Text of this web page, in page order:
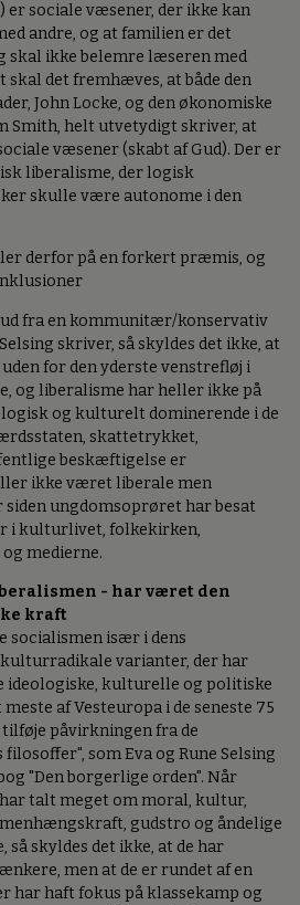
er sociale væsener, der ikke kan
andre, og at familien er det
skal ikke belemre læseren med
skal det fremhæves, at både den
John Locke, og den økonomiske
Smith, helt utvetydigt skriver, at
væsener (skabt af Gud). Der er
liberalisme, der logisk
skulle være autonome i den
derfor på en forkert præmis, og
fra en kommunitær/konservativ
skriver, så skyldes det ikke, at
for den yderste venstrefløj i
og liberalisme har heller ikke på
og kulturelt dominerende i de
skattetrykket,
beskæftigelse er
ikke været liberale men
ungdomsoprøret har besat
i kulturlivet, folkekirken,
medierne.
- har været den
kraft
især i dens
varianter, der har
ideologiske, kulturelle og politiske
af Vesteuropa i de seneste 75
påvirkningen fra de
som Eva og Rune Selsing
"Den borgerlige orden". Når
talt meget om moral, kultur,
gudstro og åndelige
skyldes det ikke, at de har
men at de er rundet af en
har haft fokus på klassekamp og